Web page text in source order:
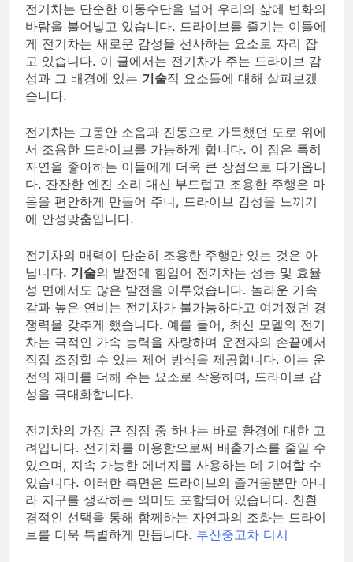
전기차는 단순한 이동수단을 넘어 우리의 삶에 변화의
바람을 불어넣고 있습니다. 드라이브를 즐기는 이들에
게 전기차는 새로운 감성을 선사하는 요소로 자리 잡
고 있습니다. 이 글에서는 전기차가 주는 드라이브 감
성과 그 배경에 있는 기술적 요소들에 대해 살펴보겠
습니다.
전기차는 그동안 소음과 진동으로 가득했던 도로 위에
서 조용한 드라이브를 가능하게 합니다. 이 점은 특히
자연을 좋아하는 이들에게 더욱 큰 장점으로 다가옵니
다. 잔잔한 엔진 소리 대신 부드럽고 조용한 주행은 마
음을 편안하게 만들어 주니, 드라이브 감성을 느끼기
에 안성맞춤입니다.
전기차의 매력이 단순히 조용한 주행만 있는 것은 아
닙니다. 기술의 발전에 힘입어 전기차는 성능 및 효율
성 면에서도 많은 발전을 이루었습니다. 놀라운 가속
감과 높은 연비는 전기차가 불가능하다고 여겨졌던 경
쟁력을 갖추게 했습니다. 예를 들어, 최신 모델의 전기
차는 극적인 가속 능력을 자랑하며 운전자의 손끝에서
직접 조정할 수 있는 제어 방식을 제공합니다. 이는 운
전의 재미를 더해 주는 요소로 작용하며, 드라이브 감
성을 극대화합니다.
전기차의 가장 큰 장점 중 하나는 바로 환경에 대한 고
려입니다. 전기차를 이용함으로써 배출가스를 줄일 수
있으며, 지속 가능한 에너지를 사용하는 데 기여할 수
있습니다. 이러한 측면은 드라이브의 즐거움뿐만 아니
라 지구를 생각하는 의미도 포함되어 있습니다. 친환
경적인 선택을 통해 함께하는 자연과의 조화는 드라이
브를 더욱 특별하게 만듭니다. 부산중고차 디시